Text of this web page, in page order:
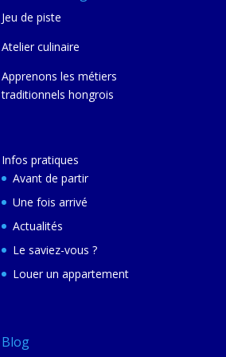
Jeu de piste
Atelier culinaire
Apprenons les métiers
traditionnels hongrois
Infos pratiques
Avant de partir
Une fois arrivé
Actualités
Le saviez-vous ?
Louer un appartement
Blog